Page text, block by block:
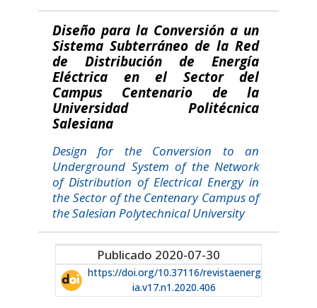
Diseño para la Conversión a un
Sistema Subterráneo de la Red
de Distribución de Energía
Eléctrica en el Sector del
Campus Centenario de la
Universidad Politécnica
Salesiana
Design for the Conversion to an
Underground System of the Network
of Distribution of Electrical Energy in
the Sector of the Centenary Campus of
the Salesian Polytechnical University
Publicado 2020-07-30
https://doi.org/10.37116/revistaenerg
ia.v17.n1.2020.406